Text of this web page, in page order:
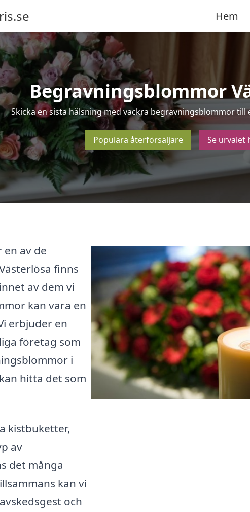
Hem
Begravningsblommor
Skicka en sista hälsning med vackra begravningsblommor till
Populära återförsäljare Se urvalet
av de
finns
av dem vi
kan vara en
erbjuder en
företag som
i
hitta det som
kistbuketter,
av
det många
kan vi
och